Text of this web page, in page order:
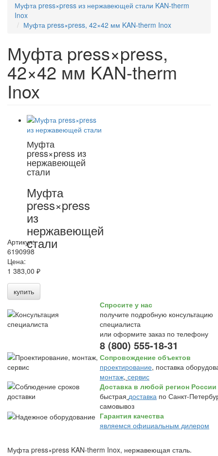
Муфта press×press из нержавеющей стали KAN-therm
Inox
Муфта press×press, 42×42 мм KAN-therm Inox
Муфта press×press,
42×42 мм KAN-therm
Inox
Муфта
press×press из
нержавеющей
стали
Муфта
press×press
из
нержавеющей
стали
Артикул:
6190998
Цена:
1 383,00 ₽
купить
Спросите у нас
получите подробную консультацию
специалиста
или оформите заказ по телефону
8 (800) 555-18-31
Сопровождение объектов
проектирование, поставка
монтаж, сервис
Доставка в любой регион России
быстрая доставка по Санкт-
самовывоз
Гарантия качества
являемся официальным дилером
Муфта press×press KAN-therm Inox, нержавеющая сталь.